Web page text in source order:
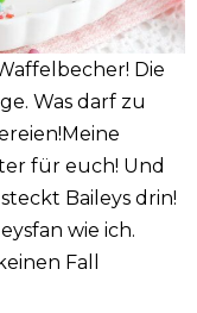
Die
Was darf zu
für euch! Und
Baileys drin!
wie ich.
Fall